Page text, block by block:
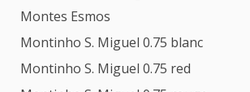
Montes Esmos
Montinho S. Miguel 0.75 blanc
Montinho S. Miguel 0.75 red